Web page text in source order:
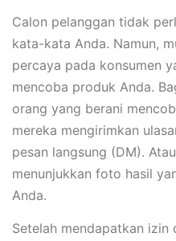
Calon pelanggan tidak
kata-kata Anda. Namun,
percaya pada konsumen
mencoba produk Anda.
orang yang berani
mereka mengirimkan
pesan langsung (DM).
menunjukkan foto hasil
Anda.
Setelah mendapatkan izin